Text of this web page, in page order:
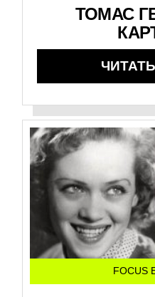
ТОМАС
FOCUS